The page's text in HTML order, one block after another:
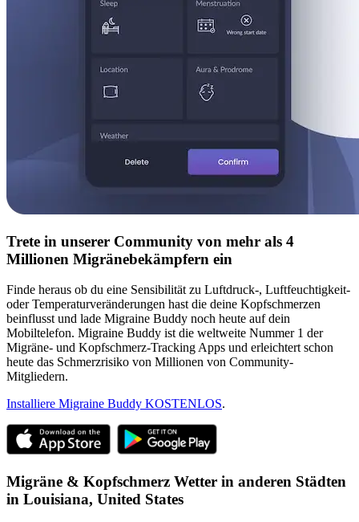
Trete in unserer Community von mehr als 4
Millionen Migränebekämpfern ein
Finde heraus ob du eine Sensibilität zu Luftdruck-, Luftfeuchtigkeit-
oder Temperaturveränderungen hast die deine Kopfschmerzen
beinflusst und lade Migraine Buddy noch heute auf dein
Mobiltelefon. Migraine Buddy ist die weltweite Nummer 1 der
Migräne- und Kopfschmerz-Tracking Apps und erleichtert schon
heute das Schmerzrisiko von Millionen von Community-
Mitgliedern.
Installiere Migraine Buddy KOSTENLOS.
Migräne & Kopfschmerz Wetter in anderen Städten
in Louisiana, United States